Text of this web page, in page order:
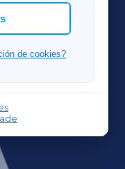
de cookies?